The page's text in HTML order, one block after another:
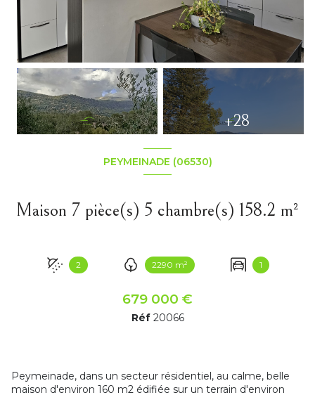
+28
PEYMEINADE (06530)
Maison 7 pièce(s) 5 chambre(s) 158.2 m²
2 2290 m² 1
679 000 €
Réf 20066
Peymeinade, dans un secteur résidentiel, au calme, belle
maison d'environ 160 m2 édifiée sur un terrain d'environ